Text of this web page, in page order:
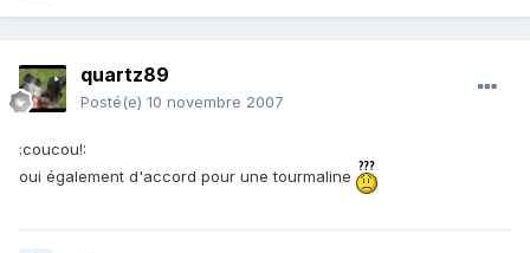
quartz89
Posté(e) 10 novembre 2007
:coucou!:
oui également d'accord pour une tourmaline